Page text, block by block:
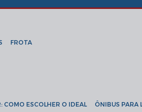
FROTA
COMO ESCOLHER O IDEAL ÔNIBUS